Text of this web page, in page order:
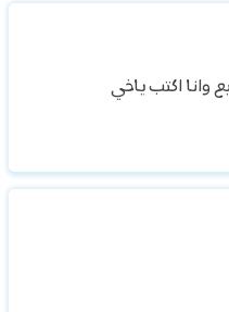
وانا اكتب ياخي